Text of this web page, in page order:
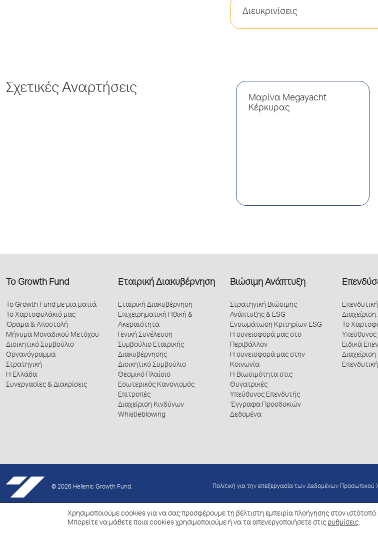
Διευκρινίσεις
Σχετικές Αναρτήσεις
Μαρίνα Megayacht
Κέρκυρας
Το Growth Fund
Το Growth Fund με μια ματιά
Το Χαρτοφυλάκιό μας
Όραμα & Αποστολή
Μήνυμα Μοναδικού Μετόχου
Διοικητικό Συμβούλιο
Οργανόγραμμα
Στρατηγική
Η Ελλάδα
Συνεργασίες & Διακρίσεις
Εταιρική Διακυβέρνηση
Εταιρική Διακυβέρνηση
Επιχειρηματική Ηθική &
Ακεραιότητα
Γενική Συνέλευση
Συμβούλιο Εταιρικής
Διακυβέρνησης
Διοικητικό Συμβούλιο
Θεσμικό Πλαίσιο
Εσωτερικός Κανονισμός
Επιτροπές
Διαχείριση Κινδύνων
Whistleblowing
Βιώσιμη Ανάπτυξη
Στρατηγική Βιώσιμης
Ανάπτυξης & ESG
Ενσωμάτωση Κριτηρίων ESG
Η συνεισφορά μας στο
Περιβάλλον
Η συνεισφορά μας στην
Κοινωνία
Η Βιωσιμότητα στις
Θυγατρικές
Υπεύθυνος Επενδυτής
Έγγραφα Προσδοκιών
Δεδομένα
Το
Ειδικά
© 2026 Hellenic Growth Fund. Πολιτική για την επεξεργασία των Δεδομένων
Χρησιμοποιούμε cookies για να σας προσφέρουμε τη βέλτιστη εμπειρία πλοήγησης στον ιστότοπό
Μπορείτε να μάθετε ποια cookies χρησιμοποιούμε ή να τα απενεργοποιήσετε στις ρυθμίσεις.